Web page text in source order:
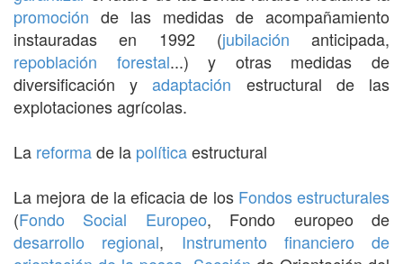
promoción de las medidas de acompañamiento
instauradas en 1992 (jubilación anticipada,
repoblación forestal...) y otras medidas de
diversificación yadaptación estructural de las
explotaciones agrícolas.
La reformade la políticaestructural
La mejora de la eficacia de los Fondos estructurales
(Fondo Social Europeo, Fondo europeo de
desarrollo
regional, Instrumento financiero de